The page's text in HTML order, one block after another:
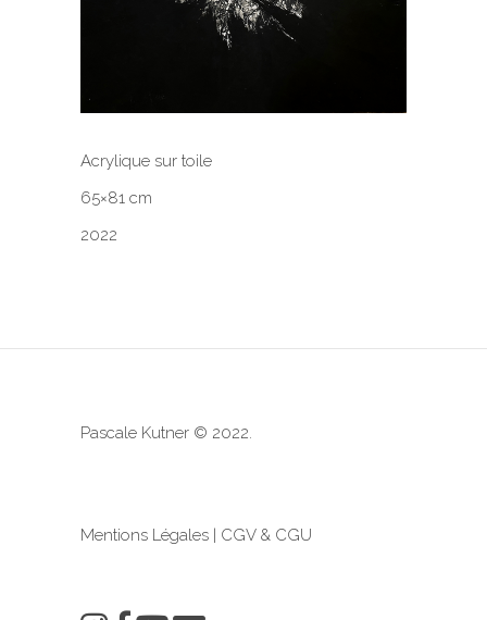
Acrylique sur toile
65×81 cm
2022
Pascale Kutner © 2022.
Mentions Légales | CGV & CGU